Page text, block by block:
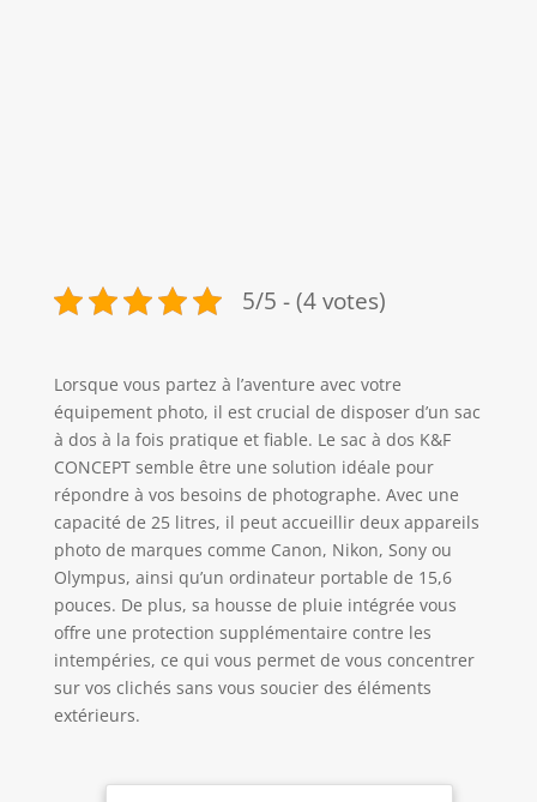
5/5 - (4 votes)
Lorsque vous partez à l’aventure avec votre
équipement photo, il est crucial de disposer d’un sac
à dos à la fois pratique et fiable. Le sac à dos K&F
CONCEPT semble être une solution idéale pour
répondre à vos besoins de photographe. Avec une
capacité de 25 litres, il peut accueillir deux appareils
photo de marques comme Canon, Nikon, Sony ou
Olympus, ainsi qu’un ordinateur portable de 15,6
pouces. De plus, sa housse de pluie intégrée vous
offre une protection supplémentaire contre les
intempéries, ce qui vous permet de vous concentrer
sur vos clichés sans vous soucier des éléments
extérieurs.